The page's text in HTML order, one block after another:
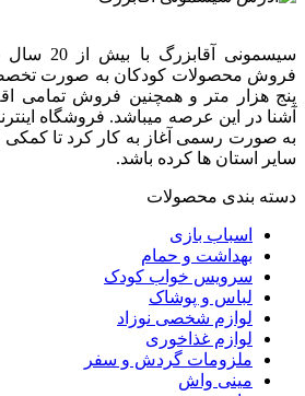
سیسمونی
فروش محصولات کودکان به صورت
پنج هزار متر و همچنین فروش تمامی
به صورت رسمی آغاز به کار کرد تا کمکی
سایر استان ها کرده باشد.
دسته بندی محصولات
اسباب بازی
بهداشت و حمام
سرویس خواب کودک
لباس و پوشاک
لوازم شخصی نوزاد
لوازم غذاخوری
ملزومات گردش و سفر
مینی واش